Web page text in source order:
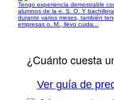
Tengo experiencia demostrable
alumnos de la e. S. O. Y
durante varios meses, también
empresas o. M., llevo cuida...
¿Cuánto cuesta
Ver guía de